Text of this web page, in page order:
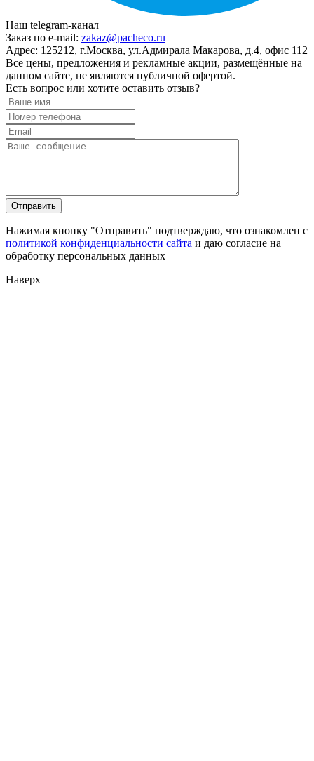
Наш telegram-канал
Заказ по e-mail: zakaz@pacheco.ru
Адрес: 125212, г.Москва, ул.Адмирала Макарова, д.4, офис 112
Все цены, предложения и рекламные акции, размещённые на
данном сайте, не являются публичной офертой.
Есть вопрос или хотите оставить отзыв?
Нажимая кнопку "Отправить" подтверждаю, что ознакомлен с
политикой конфиденциальности сайта и даю согласие на
обработку персональных данных
Наверх